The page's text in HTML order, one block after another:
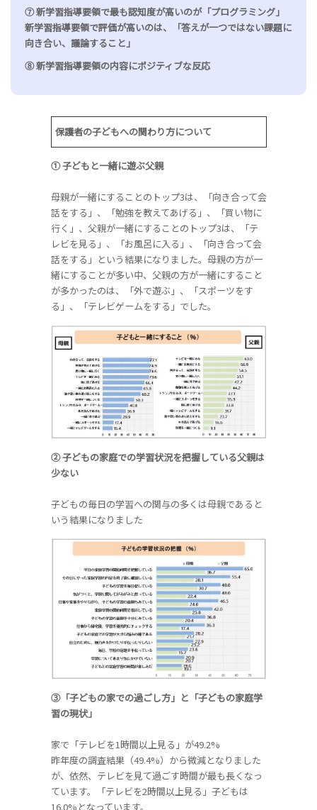
⑦ 新学習指導要領で最も認知度が高いのが「プログラミング」
新学習指導要領で評価が高いのは、「答えが一つではない課題に
向き合い、議論すること」
⑧ 新学習指導要領の内容にポジティブな反応
保護者の子どもへの関わり方について
① 子どもと一緒に遊ぶ父親
母親が一緒にすることのトップ3は、「向き合って会
話をする」、「勉強を教えてあげる」、「買い物に
行く」、父親が一緒にすることのトップ3は、「テ
レビを見る」、「お風呂に入る」、「向き合って会
話をする」という結果になりました。母親の方が一
緒にすることが多い中、父親の方が一緒にすること
が多かったのは、「外で遊ぶ」、「スポーツをす
る」、「テレビゲームをする」でした。
② 子どもの家庭での学習状況を把握している父親は
少ない
子どもの毎日の学習への関与の多くは母親であると
いう結果になりました
③「子どもの家での過ごし方」と「子どもの家庭学
習の現状」
家で「テレビを1時間以上見る」が49.2%
昨年度の調査結果（49.4%）から微減となりました
が、依然、テレビを見て過ごす時間が最も長くなっ
ています。「テレビを2時間以上見る」子どもは
16.0%となっています。